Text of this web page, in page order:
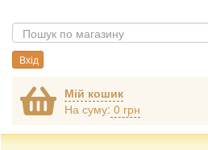
Вхід
Мій кошик
На суму: 0 грн